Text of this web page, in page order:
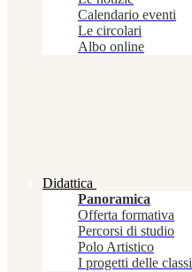
Calendario eventi
Le circolari
Albo online
Didattica
Panoramica
Offerta formativa
Percorsi di studio
Polo Artistico
I progetti delle classi